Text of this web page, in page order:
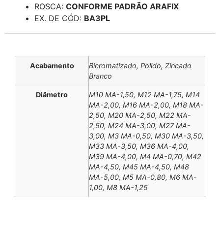
ROSCA: CONFORME PADRÃO ARAFIX
EX. DE CÓD: BA3PL
Acabamento
Bicromatizado, Polido, Zincado
Branco
Diâmetro
M10 MA-1,50, M12 MA-1,75, M14
MA-2,00, M16 MA-2,00, M18 MA-
2,50, M20 MA-2,50, M22 MA-
2,50, M24 MA-3,00, M27 MA-
3,00, M3 MA-0,50, M30 MA-3,50,
M33 MA-3,50, M36 MA-4,00,
M39 MA-4,00, M4 MA-0,70, M42
MA-4,50, M45 MA-4,50, M48
MA-5,00, M5 MA-0,80, M6 MA-
1,00, M8 MA-1,25